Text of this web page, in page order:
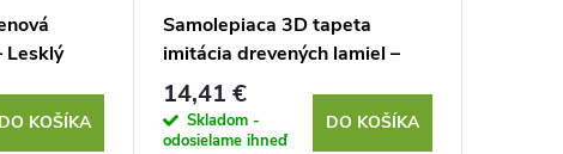
Lesklý
DO KOŠÍKA
Samolepiaca 3D tapeta
imitácia drevených lamiel –
svetlé drevo (60 x 300 cm)
14,41 €
Skladom -
odosielame ihneď
DO KOŠÍKA